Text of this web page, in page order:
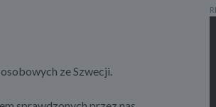
ze Szwecji.